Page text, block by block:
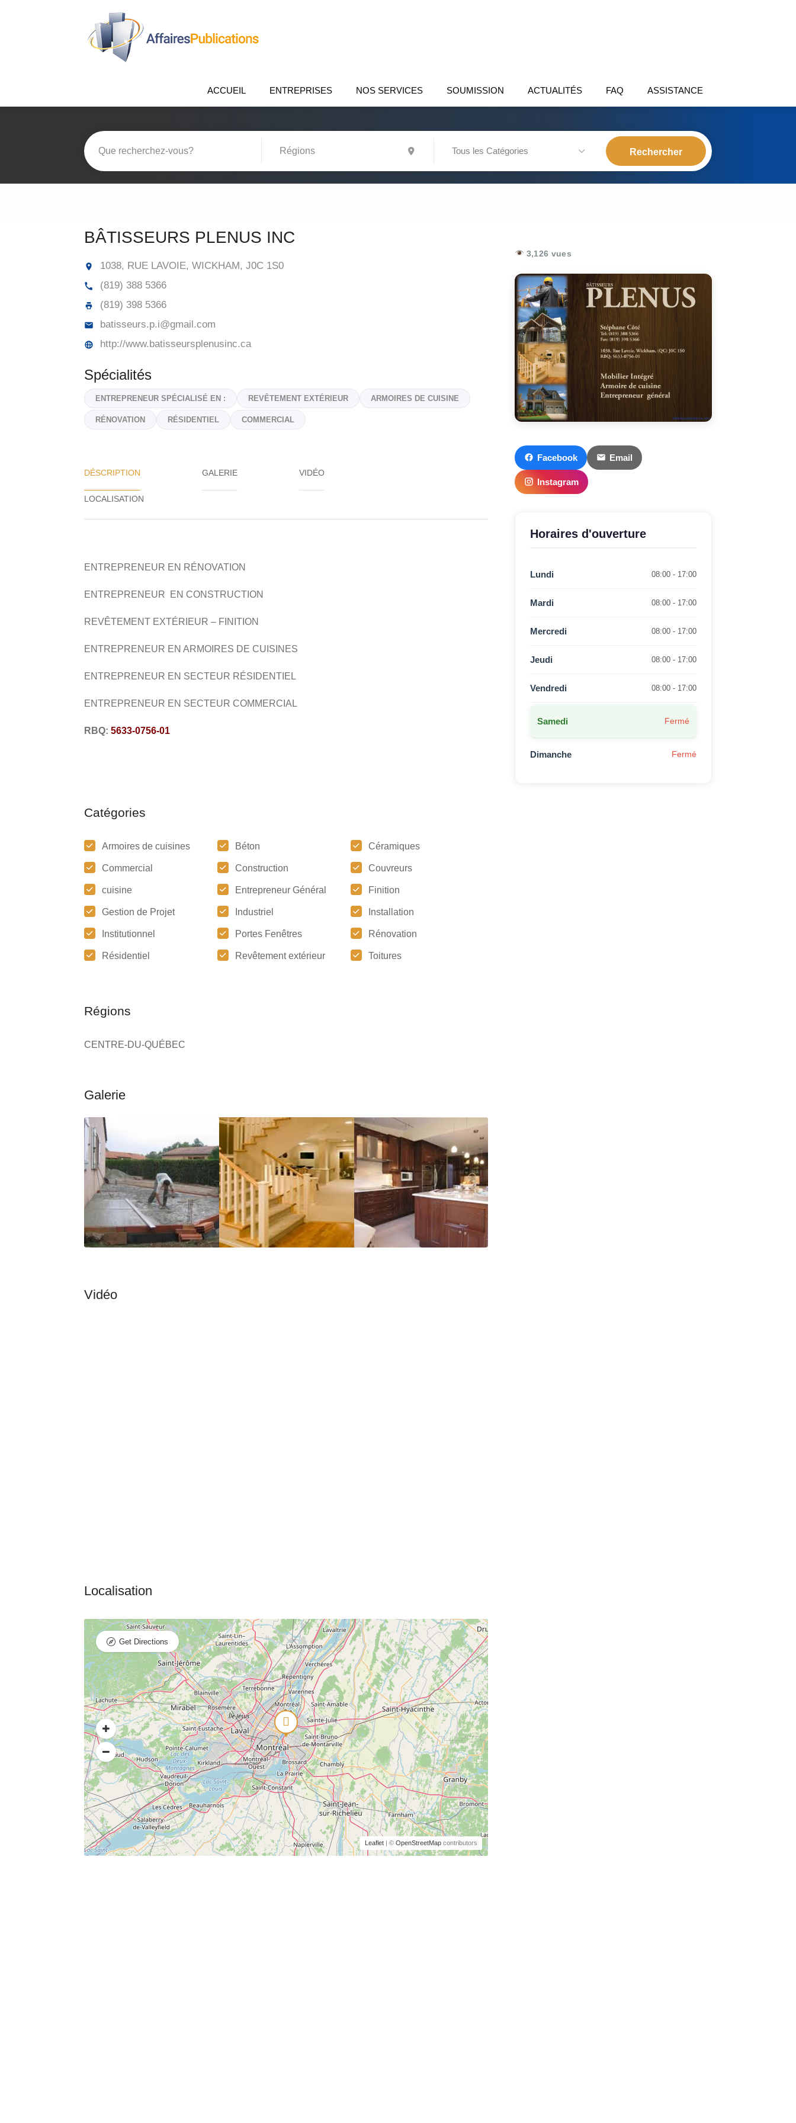
ACCUEIL ENTREPRISES NOS SERVICES SOUMISSION ACTUALITÉS FAQ ASSISTANCE
Tous les Catégories
BÂTISSEURS PLENUS INC
1038, RUE LAVOIE, WICKHAM, J0C 1S0
(819) 388 5366
(819) 398 5366
batisseurs.p.i@gmail.com
http://www.batisseursplenusinc.ca
Spécialités
ENTREPRENEUR SPÉCIALISÉ EN : REVÊTEMENT EXTÉRIEUR ARMOIRES DE CUISINE
RÉNOVATION RÉSIDENTIEL COMMERCIAL
DÉSCRIPTION GALERIE VIDÉO
ENTREPRENEUR EN RÉNOVATION
ENTREPRENEUR EN CONSTRUCTION
REVÊTEMENT EXTÉRIEUR – FINITION
ENTREPRENEUR EN ARMOIRES DE CUISINES
ENTREPRENEUR EN SECTEUR RÉSIDENTIEL
ENTREPRENEUR EN SECTEUR COMMERCIAL
RBQ: 5633-0756-01
Catégories
Armoires de cuisines Béton Céramiques
Commercial Construction Couvreurs
cuisine Entrepreneur Général Finition
Gestion de Projet Industriel Installation
Institutionnel Portes Fenêtres Rénovation
Résidentiel Revêtement extérieur Toitures
Régions
CENTRE-DU-QUÉBEC
Leaflet| © OpenStreetMapcontributors
Get Directions
3,126 vues
Facebook Email
Instagram
Horaires d'ouverture
Lundi 08:00 - 17:00
Mardi 08:00 - 17:00
Mercredi 08:00 - 17:00
Jeudi 08:00 - 17:00
Vendredi 08:00 - 17:00
Samedi Fermé
Dimanche Fermé